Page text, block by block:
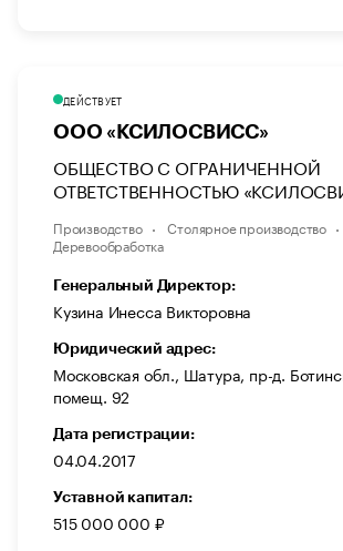
ДЕЙСТВУЕТ
ООО «КСИЛОСВИСС»
ОБЩЕСТВО С ОГРАНИЧЕННОЙ
ОТВЕТСТВЕННОСТЬЮ
Производство
Столярное производство
Деревообработка
Генеральный Директор:
Кузина Инесса Викторовна
Юридический адрес:
Московская обл., Шатура, пр-д.
помещ. 92
Дата регистрации:
04.04.2017
Уставной капитал:
515 000 000 ₽